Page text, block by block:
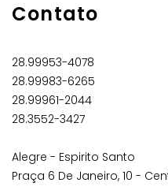
Contato
28.99953-4078
28.99983-6265
28.99961-2044
28.3552-3427
Alegre - Espirito Santo
Praça 6 De Janeiro, 10 -